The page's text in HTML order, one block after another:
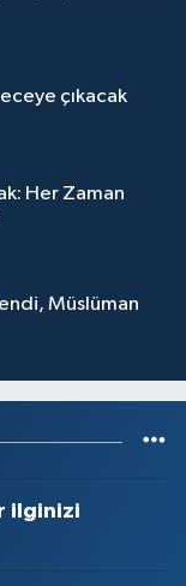
çıkacak
Her Zaman
Müslüman
ilginizi